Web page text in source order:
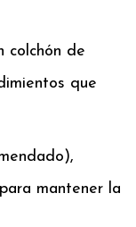
colchón de
que
mantener la